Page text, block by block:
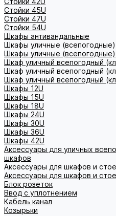
Стойки 45U
Стойки 47U
Стойки 54U
Шкафы антивандальные
Шкафы уличные (всепогодные)
Шкафы уличные (всепогодные)
Шкаф уличный всепогодный
Шкаф уличный всепогодный
Шкаф уличный всепогодный
Шкафы 12U
Шкафы 15U
Шкафы 18U
Шкафы 24U
Шкафы 30U
Шкафы 36U
Шкафы 42U
Аксессуары для уличных
шкафов
Аксессуары для шкафов и
Аксессуары для шкафов и
Блок розеток
Ввод с уплотнением
Кабель канал
Козырьки